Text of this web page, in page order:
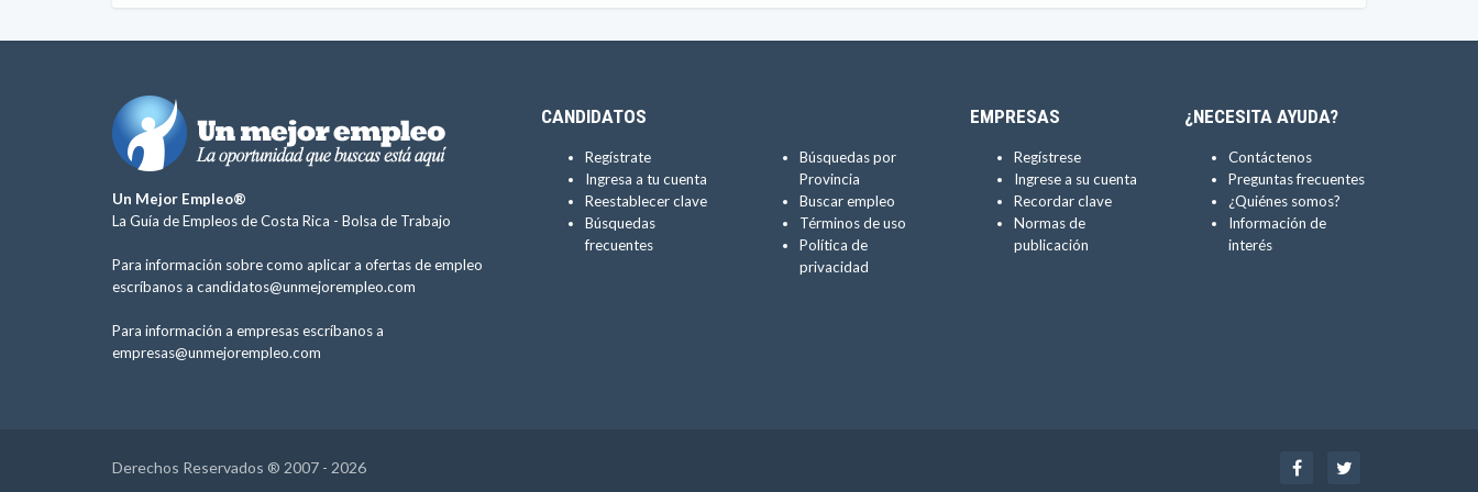
Un Mejor Empleo®
La Guía de Empleos de Costa Rica - Bolsa de Trabajo
Para información sobre como aplicar a ofertas de empleo
escríbanos a candidatos@unmejorempleo.com
Para información a empresas escríbanos a
empresas@unmejorempleo.com
CANDIDATOS
Regístrate
Ingresa a tu cuenta
Reestablecer clave
Búsquedas
frecuentes
Búsquedas por
Provincia
Buscar empleo
Términos de uso
Política de
privacidad
EMPRESAS
Regístrese
Ingrese a su cuenta
Recordar clave
Normas de
publicación
¿NECESITA AYUDA?
Contáctenos
Preguntas frecuentes
¿Quiénes somos?
Información de
interés
Derechos Reservados ® 2007 - 2026 FacebookTwitter